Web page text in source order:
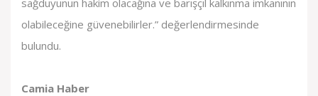
sağduyunun hakim olacağına ve barışçıl kalkınma imkanının
olabileceğine güvenebilirler.” değerlendirmesinde
bulundu.
Camia Haber